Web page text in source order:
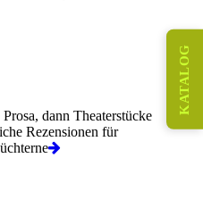
dann Theaterstücke
Rezensionen für
KATALOG